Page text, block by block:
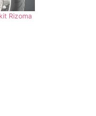
Rizoma